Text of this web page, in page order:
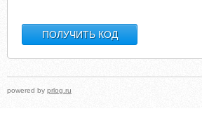
powered by prlog.ru